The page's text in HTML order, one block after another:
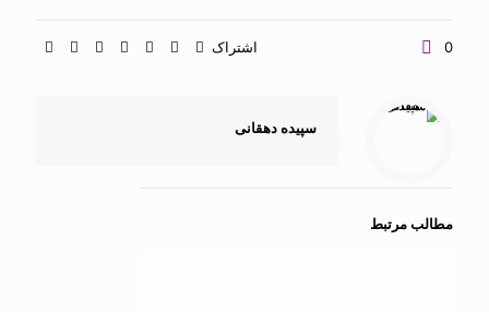
اشتراک 0
سپیده دهقانی
مطالب مرتبط